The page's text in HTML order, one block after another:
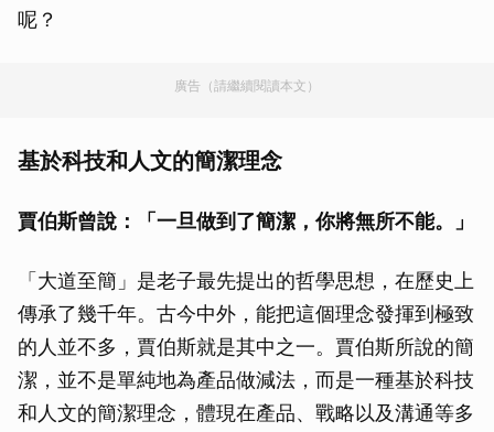
呢？
廣告（請繼續閱讀本文）
基於科技和人文的簡潔理念
賈伯斯曾說：「一旦做到了簡潔，你將無所不能。」
「大道至簡」是老子最先提出的哲學思想，在歷史上
傳承了幾千年。古今中外，能把這個理念發揮到極致
的人並不多，賈伯斯就是其中之一。賈伯斯所說的簡
潔，並不是單純地為產品做減法，而是一種基於科技
和人文的簡潔理念，體現在產品、戰略以及溝通等多